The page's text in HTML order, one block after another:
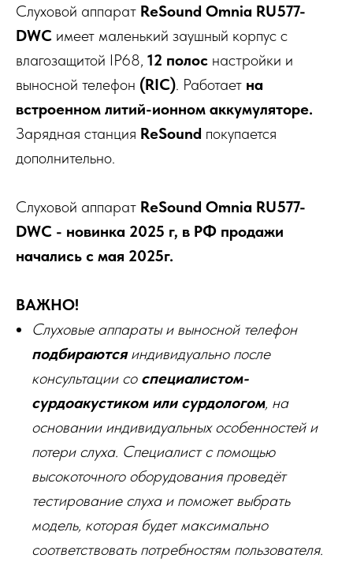
Слуховой аппарат ReSound Omnia RU577-
DWС имеет маленький заушный корпус с
влагозащитой IP68, 12 полос настройки и
выносной телефон (RIC). Работает на
встроенном литий-ионном аккумуляторе.
Зарядная станция ReSound покупается
дополнительно.
Слуховой аппарат ReSound Omnia RU577-
DWC - новинка 2025 г, в РФ продажи
начались с мая 2025г.
ВАЖНО!
Слуховые аппараты и выносной телефон
подбираютсяиндивидуально после
консультации со специалистом-
сурдоакустиком или сурдологом, на
основании индивидуальных особенностей и
потери слуха. Специалист с помощью
высокоточного оборудования проведёт
тестирование слуха и поможет выбрать
модель, которая будет максимально
соответствовать потребностям пользователя.